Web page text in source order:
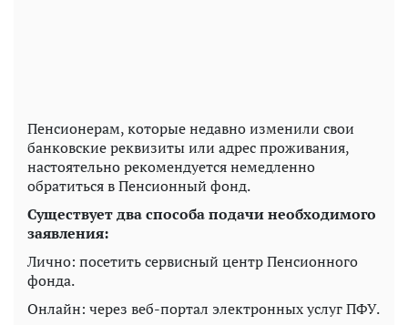
Пенсионерам, которые недавно изменили свои
банковские реквизиты или адрес проживания,
настоятельно рекомендуется немедленно
обратиться в Пенсионный фонд.
Существует два способа подачи необходимого
заявления:
Лично: посетить сервисный центр Пенсионного
фонда.
Онлайн: через веб-портал электронных услуг ПФУ.